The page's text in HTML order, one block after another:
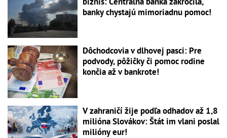
banky chystajú mimoriadnu pomoc!
Dôchodcovia v dlhovej pasci: Pre
podvody, pôžičky či pomoc rodine
končia až v bankrote!
V zahraničí žije podľa odhadov až 1,8
milióna Slovákov: Štát im vlani poslal
milióny eur!